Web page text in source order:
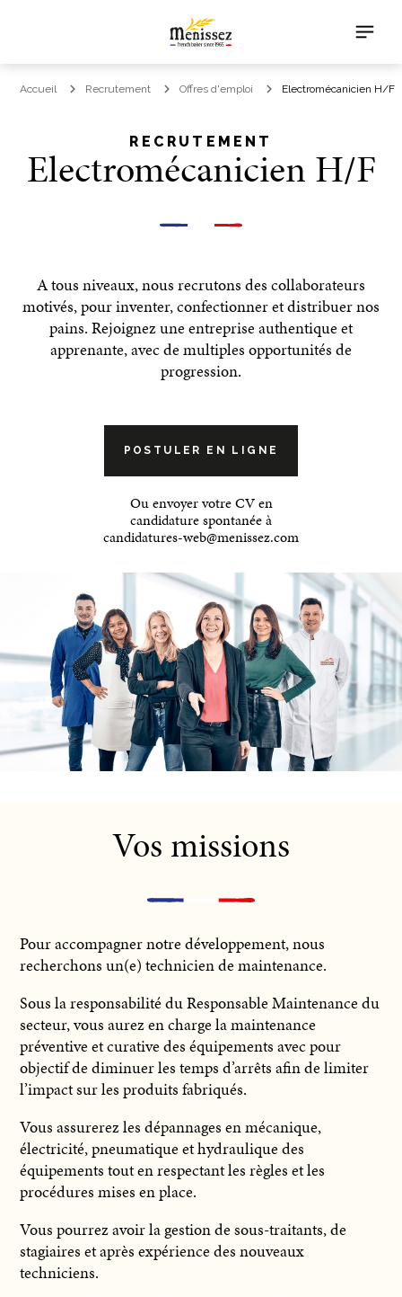
Accueil Recrutement Offres d'emploi Electromécanicien H/F
RECRUTEMENT
Electromécanicien H/F
A tous niveaux, nous recrutons des collaborateurs
motivés, pour inventer, confectionner et distribuer nos
pains. Rejoignez une entreprise authentique et
apprenante, avec de multiples opportunités de
progression.
POSTULER EN LIGNE
Ou envoyer votre CV en
candidature spontanée à
candidatures-web@menissez.com
Vos missions
Pour accompagner notre développement, nous
recherchons un(e) technicien de maintenance.
Sous la responsabilité du Responsable Maintenance du
secteur, vous aurez en charge la maintenance
préventive et curative des équipements avec pour
objectif de diminuer les temps d’arrêts afin de limiter
l’impact sur les produits fabriqués.
Vous assurerez les dépannages en mécanique,
électricité, pneumatique et hydraulique des
équipements tout en respectant les règles et les
procédures mises en place.
Vous pourrez avoir la gestion de sous-traitants, de
stagiaires et après expérience des nouveaux
techniciens.